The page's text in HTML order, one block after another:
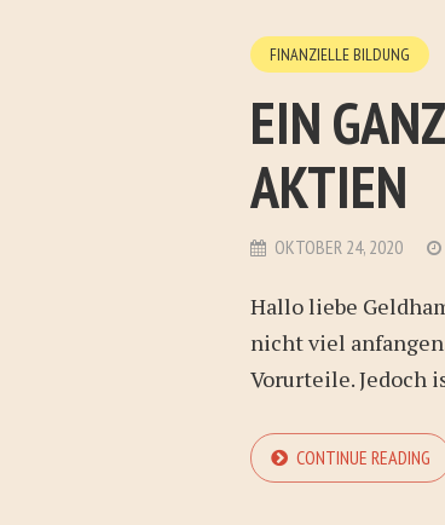
FINANZIELLE BILDUNG
EIN
AKTIEN
OKTOBER 24, 2020
Hallo liebe
nicht viel
Vorurteile. Jedoch
CONTINUE READING